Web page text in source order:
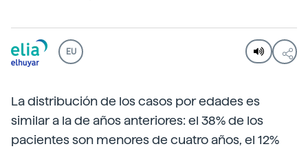
EU
La distribución de los casos por edades es
similar a la de años anteriores: el 38% de los
pacientes son menores de cuatro años, el 12%